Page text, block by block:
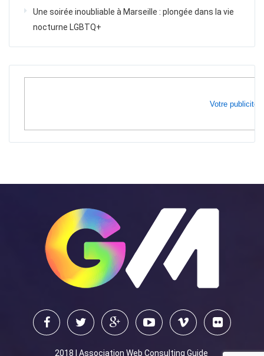
Une soirée inoubliable à Marseille : plongée dans la vie
nocturne LGBTQ+
Votre publicité
2018 | Association Web Consulting Guide